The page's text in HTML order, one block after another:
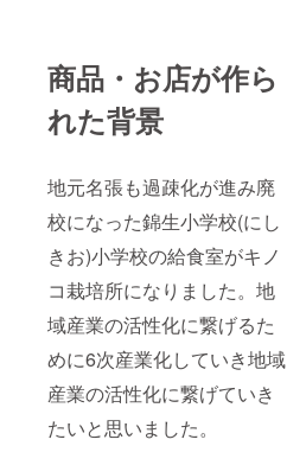
商品・お店が作ら
れた背景
地元名張も過疎化が進み廃
校になった錦生小学校(にし
きお)小学校の給食室がキノ
コ栽培所になりました。地
域産業の活性化に繋げるた
めに6次産業化していき地域
産業の活性化に繋げていき
たいと思いました。